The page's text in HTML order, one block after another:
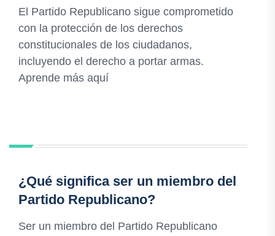
El Partido Republicano sigue comprometido
con la protección de los derechos
constitucionales de los ciudadanos,
incluyendo el derecho a portar armas.
Aprende más aquí
¿Qué significa ser un miembro del
Partido Republicano?
Ser un miembro del Partido Republicano